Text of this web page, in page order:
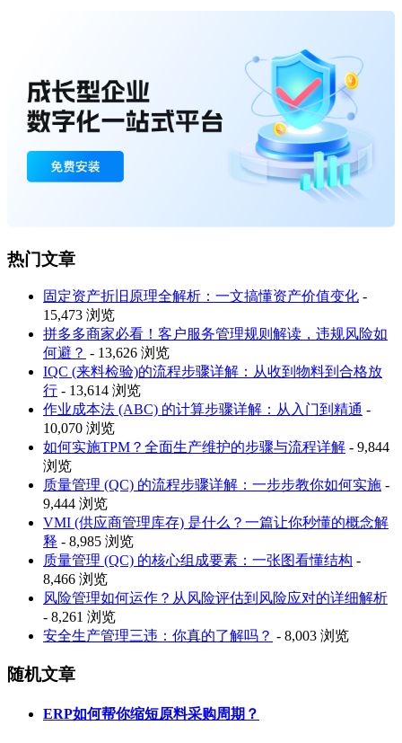
热门文章
固定资产折旧原理全解析：一文搞懂资产价值变化 -
15,473 浏览
拼多多商家必看！客户服务管理规则解读，违规风险如
何避？ - 13,626 浏览
IQC (来料检验)的流程步骤详解：从收到物料到合格放
行 - 13,614 浏览
作业成本法 (ABC) 的计算步骤详解：从入门到精通 -
10,070 浏览
如何实施TPM？全面生产维护的步骤与流程详解 - 9,844
浏览
质量管理 (QC) 的流程步骤详解：一步步教你如何实施 -
9,444 浏览
VMI (供应商管理库存) 是什么？一篇让你秒懂的概念解
释 - 8,985 浏览
质量管理 (QC) 的核心组成要素：一张图看懂结构 -
8,466 浏览
风险管理如何运作？从风险评估到风险应对的详细解析
- 8,261 浏览
安全生产管理三违：你真的了解吗？ - 8,003 浏览
随机文章
ERP如何帮你缩短原料采购周期？